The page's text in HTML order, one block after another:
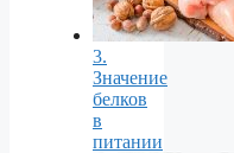
3.
Значение
белков
в
питании